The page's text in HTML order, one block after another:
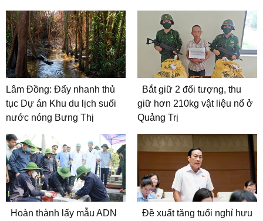
Lâm Đồng: Đẩy nhanh thủ
tục Dự án Khu du lịch suối
nước nóng Bưng Thị
Bắt giữ 2 đối tượng, thu
giữ hơn 210kg vật liệu nổ ở
Quảng Trị
Hoàn thành lấy mẫu ADN
Đề xuất tăng tuổi nghỉ hưu